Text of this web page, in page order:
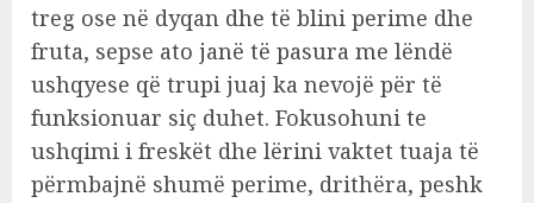
treg ose në dyqan dhe të blini perime dhe
fruta, sepse ato janë të pasura me lëndë
ushqyese që trupi juaj ka nevojë për të
funksionuar siç duhet. Fokusohuni te
ushqimi i freskët dhe lërini vaktet tuaja të
përmbajnë shumë perime, drithëra, peshk